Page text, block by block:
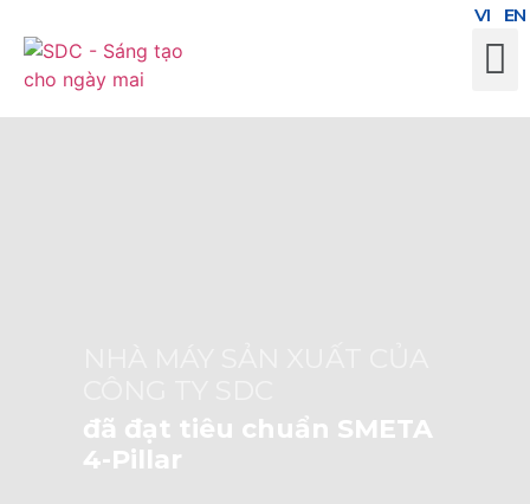
VI EN
đã đạt tiêu chuẩn SMETA
4-Pillar